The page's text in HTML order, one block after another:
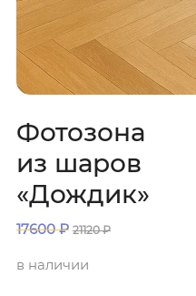
Фотозона
из шаров
«Дождик»
17600₽ 21120₽
в наличии